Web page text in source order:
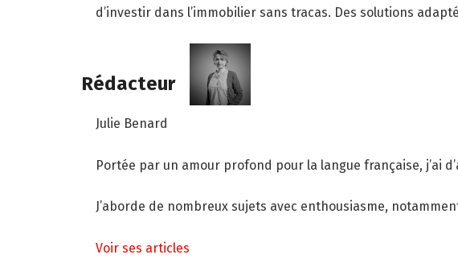
d’investir dans l’immobilier sans tracas. Des solutions
Rédacteur
Julie Benard
Portée par un amour profond pour la langue française, j’ai
J’aborde de nombreux sujets avec enthousiasme,
Voir ses articles